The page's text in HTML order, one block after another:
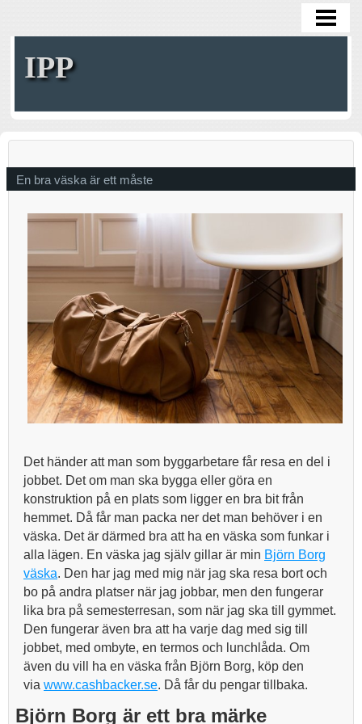
IPP
En bra väska är ett måste
Det händer att man som byggarbetare får resa en del i
jobbet. Det om man ska bygga eller göra en
konstruktion på en plats som ligger en bra bit från
hemmet. Då får man packa ner det man behöver i en
väska. Det är därmed bra att ha en väska som funkar i
alla lägen. En väska jag själv gillar är min Björn Borg
väska. Den har jag med mig när jag ska resa bort och
bo på andra platser när jag jobbar, men den fungerar
lika bra på semesterresan, som när jag ska till gymmet.
Den fungerar även bra att ha varje dag med sig till
jobbet, med ombyte, en termos och lunchlåda. Om
även du vill ha en väska från Björn Borg, köp den
via www.cashbacker.se. Då får du pengar tillbaka.
Björn Borg är ett bra märke